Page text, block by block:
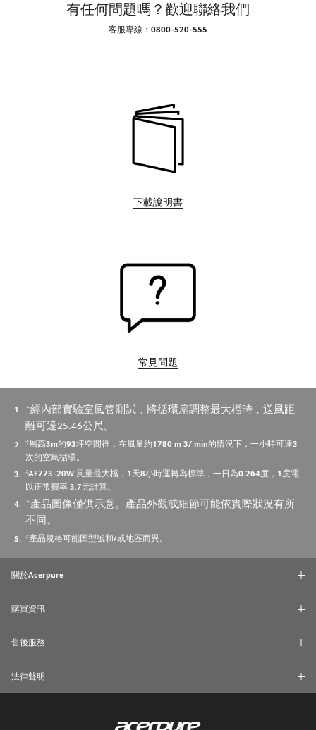
有任何問題嗎？歡迎聯絡我們
客服專線：0800-520-555
下載說明書
常見問題
*經內部實驗室風管測試，將循環扇調整最大檔時，送風距
離可達25.46公尺。
*層高3m的93坪空間裡，在風量約1780 m 3/ min的情況下，一小時可達3
次的空氣循環。
*AF773-20W 風量最大檔，1天8小時運轉為標準，一日為0.264度，1度電
以正常費率 3.7元計算。
*產品圖像僅供示意。產品外觀或細節可能依實際狀況有所
不同。
*產品規格可能因型號和/或地區而異。
關於Acerpure
購買資訊
售後服務
法律聲明